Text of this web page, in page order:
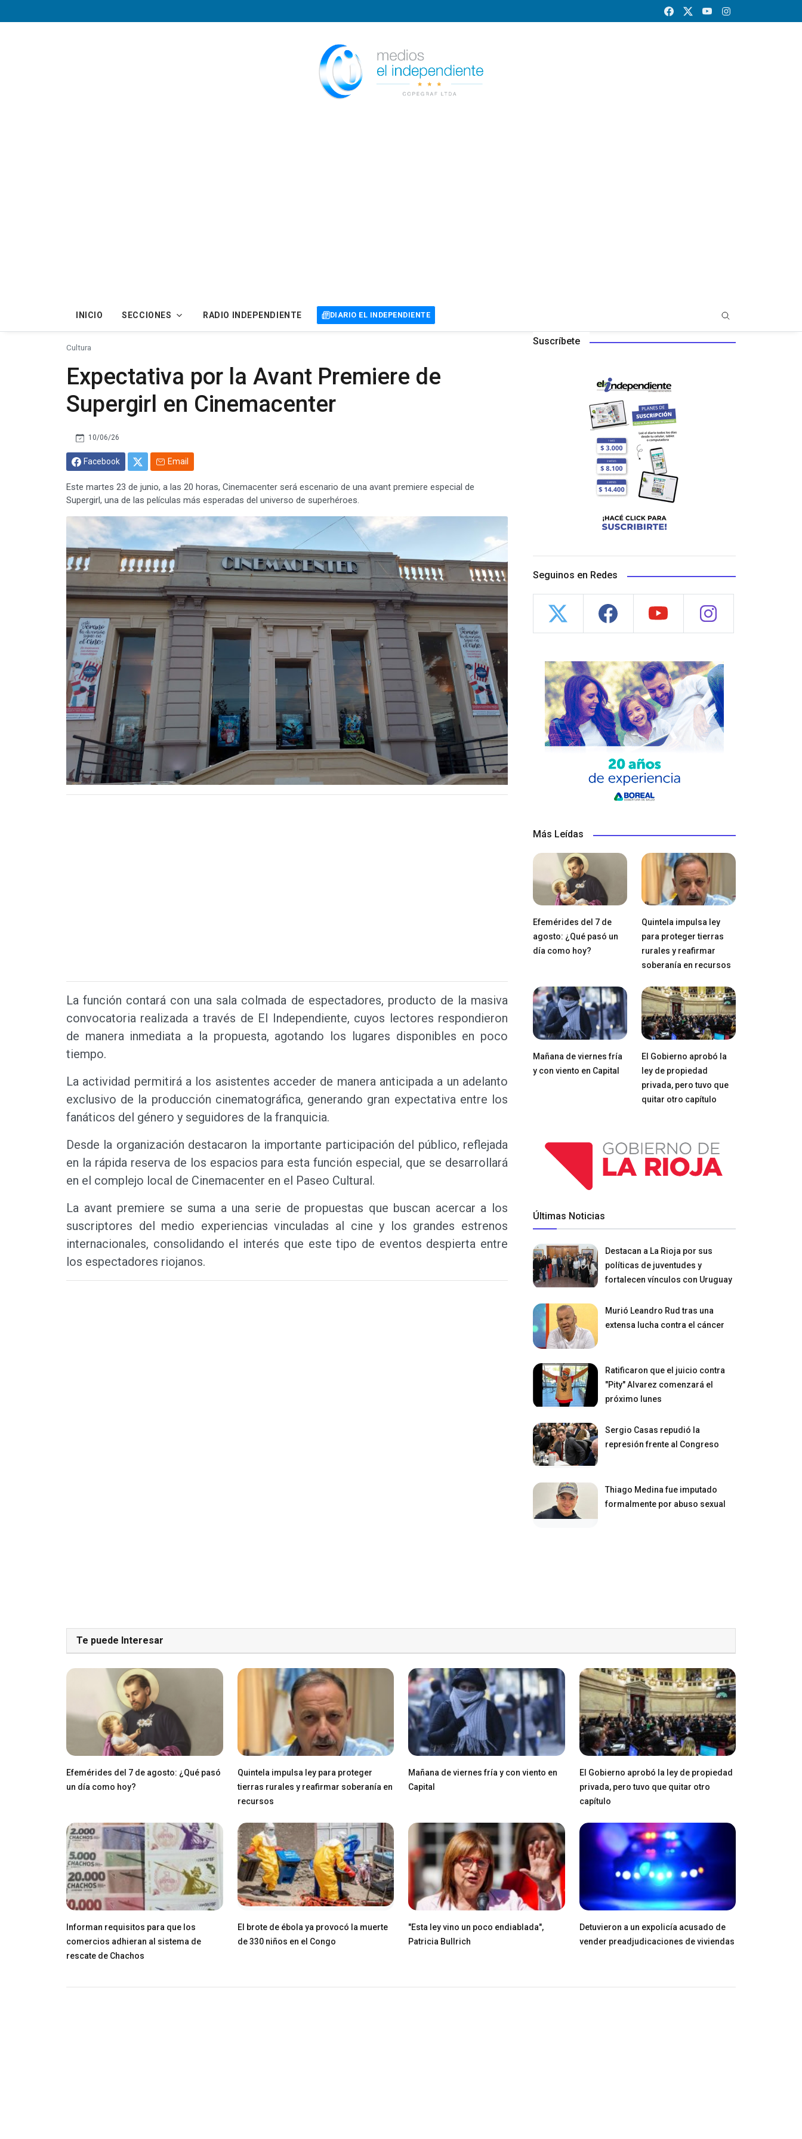
INICIO SECCIONES RADIO INDEPENDIENTE DIARIO EL INDEPENDIENTE
Cultura
Expectativa por la Avant Premiere de
Supergirl en Cinemacenter
10/06/26
Facebook Email
Este martes 23 de junio, a las 20 horas, Cinemacenter será escenario de una avant premiere especial de
Supergirl, una de las películas más esperadas del universo de superhéroes.
La función contará con una sala colmada de espectadores, producto de la masiva
convocatoria realizada a través de El Independiente, cuyos lectores respondieron
de manera inmediata a la propuesta, agotando los lugares disponibles en poco
tiempo.
La actividad permitirá a los asistentes acceder de manera anticipada a un adelanto
exclusivo de la producción cinematográfica, generando gran expectativa entre los
fanáticos del género y seguidores de la franquicia.
Desde la organización destacaron la importante participación del público, reflejada
en la rápida reserva de los espacios para esta función especial, que se desarrollará
en el complejo local de Cinemacenter en el Paseo Cultural.
La avant premiere se suma a una serie de propuestas que buscan acercar a los
suscriptores del medio experiencias vinculadas al cine y los grandes estrenos
internacionales, consolidando el interés que este tipo de eventos despierta entre
los espectadores riojanos.
Suscríbete
Seguinos en Redes
Más Leídas
Efemérides del 7 de
agosto: ¿Qué pasó un
día como hoy?
Quintela impulsa ley
para proteger tierras
rurales y reafirmar
soberanía en recursos
Mañana de viernes fría
y con viento en Capital
El Gobierno aprobó la
ley de propiedad
privada, pero tuvo que
quitar otro capítulo
Últimas Noticias
Destacan a La Rioja por sus
políticas de juventudes y
fortalecen vínculos con Uruguay
Murió Leandro Rud tras una
extensa lucha contra el cáncer
Ratificaron que el juicio contra
"Pity" Alvarez comenzará el
próximo lunes
Sergio Casas repudió la
represión frente al Congreso
Thiago Medina fue imputado
formalmente por abuso sexual
Te puede Interesar
Efemérides del 7 de agosto: ¿Qué pasó
un día como hoy?
Quintela impulsa ley para proteger
tierras rurales y reafirmar soberanía en
recursos
Mañana de viernes fría y con viento en
Capital
El Gobierno aprobó la ley de propiedad
privada, pero tuvo que quitar otro
capítulo
Informan requisitos para que los
comercios adhieran al sistema de
rescate de Chachos
El brote de ébola ya provocó la muerte
de 330 niños en el Congo
"Esta ley vino un poco endiablada",
Patricia Bullrich
Detuvieron a un expolicía acusado de
vender preadjudicaciones de viviendas